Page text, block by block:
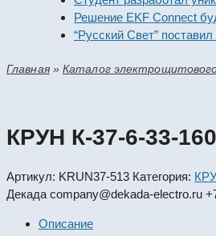
Решение EKF Connect будет
“Русский Свет” поставил
Главная»Каталог
КРУН К-37-6-33-
Артикул: KRUN37-513 Категория:
Декада company@dekada-electro.ru
Описание